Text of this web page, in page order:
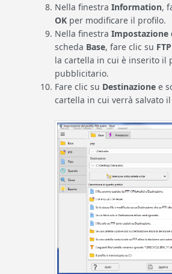
Nella finestra Information,
OK per modificare il profilo.
Nella finestra Impostazione
scheda Base, fare clic su FTP
la cartella in cui è inserito il
pubblicitario.
Fare clic su Destinazione e
cartella in cui verrà salvato